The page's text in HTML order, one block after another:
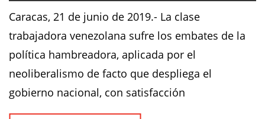
Caracas, 21 de junio de 2019.- La clase
trabajadora venezolana sufre los embates de la
política hambreadora, aplicada por el
neoliberalismo de facto que despliega el
gobierno nacional, con satisfacción